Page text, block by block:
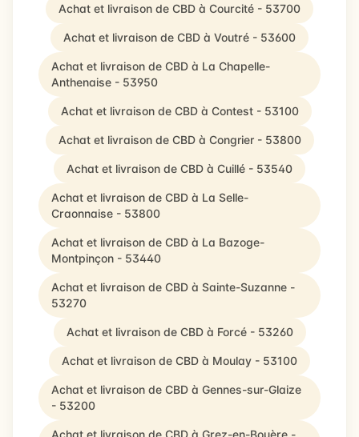
Achat et livraison de CBD à Courcité - 53700
Achat et livraison de CBD à Voutré - 53600
Achat et livraison de CBD à La Chapelle-
Anthenaise - 53950
Achat et livraison de CBD à Contest - 53100
Achat et livraison de CBD à Congrier - 53800
Achat et livraison de CBD à Cuillé - 53540
Achat et livraison de CBD à La Selle-
Craonnaise - 53800
Achat et livraison de CBD à La Bazoge-
Montpinçon - 53440
Achat et livraison de CBD à Sainte-Suzanne -
53270
Achat et livraison de CBD à Forcé - 53260
Achat et livraison de CBD à Moulay - 53100
Achat et livraison de CBD à Gennes-sur-Glaize
- 53200
Achat et livraison de CBD à Grez-en-Bouère -